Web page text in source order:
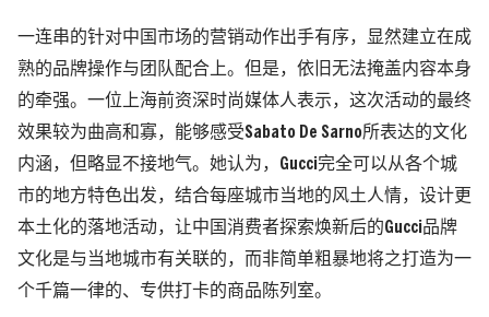
一连串的针对中国市场的营销动作出手有序，显然建立在成
熟的品牌操作与团队配合上。但是，依旧无法掩盖内容本身
的牵强。一位上海前资深时尚媒体人表示，这次活动的最终
效果较为曲高和寡，能够感受Sabato De Sarno所表达的文化
内涵，但略显不接地气。她认为，Gucci完全可以从各个城
市的地方特色出发，结合每座城市当地的风土人情，设计更
本土化的落地活动， 让中国消费者探索焕新后的Gucci品牌
文化是与当地城市有关联的，而非简单粗暴地将之打造为一
个千篇一律的、专供打卡的商品陈列室。